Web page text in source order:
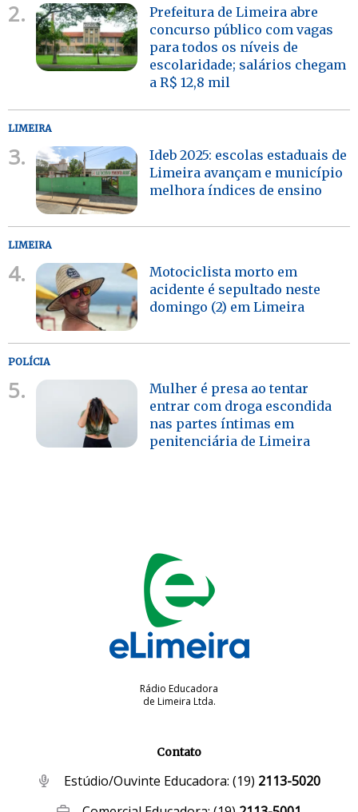
2.
Prefeitura de Limeira abre
concurso público com vagas
para todos os níveis de
escolaridade; salários chegam
a R$ 12,8 mil
LIMEIRA
3.
Ideb 2025: escolas estaduais de
Limeira avançam e município
melhora índices de ensino
LIMEIRA
4.
Motociclista morto em
acidente é sepultado neste
domingo (2) em Limeira
POLÍCIA
5.
Mulher é presa ao tentar
entrar com droga escondida
nas partes íntimas em
penitenciária de Limeira
Rádio Educadora
de Limeira Ltda.
Contato
Estúdio/Ouvinte Educadora: (19) 2113-5020